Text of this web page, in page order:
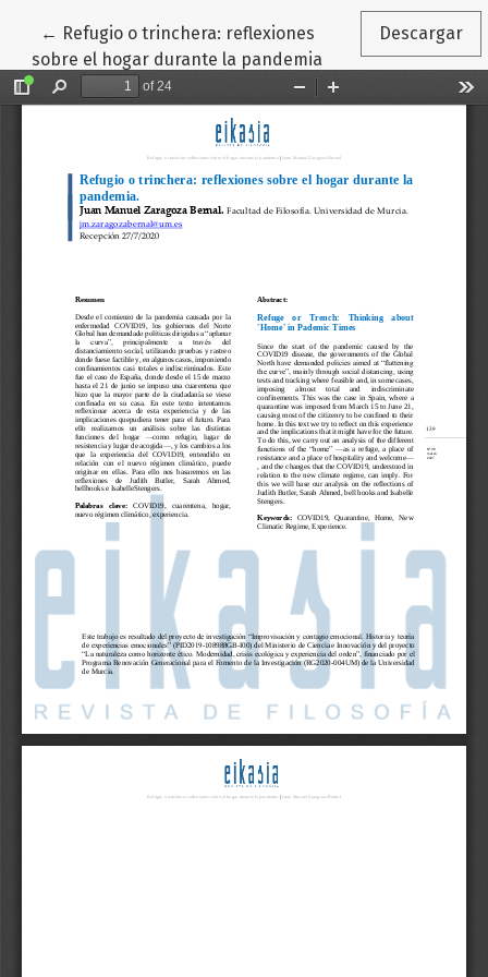
← Volver a los detalles del artículo
Refugio o trinchera: reflexiones
sobre el hogar durante la pandemia
Descargar